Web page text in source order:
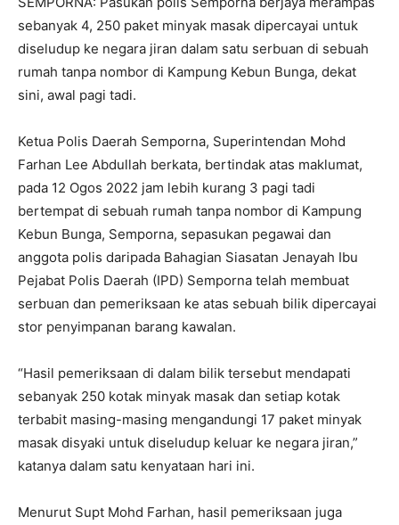
sebanyak 4, 250 paket minyak masak dipercayai untuk
diseludup ke negara jiran dalam satu serbuan di sebuah
rumah tanpa nombor di Kampung Kebun Bunga, dekat
sini, awal pagi tadi.
Ketua Polis Daerah Semporna, Superintendan Mohd
Farhan Lee Abdullah berkata, bertindak atas maklumat,
pada 12 Ogos 2022 jam lebih kurang 3 pagi tadi
bertempat di sebuah rumah tanpa nombor di Kampung
Kebun Bunga, Semporna, sepasukan pegawai dan
anggota polis daripada Bahagian Siasatan Jenayah Ibu
Pejabat Polis Daerah (IPD) Semporna telah membuat
serbuan dan pemeriksaan ke atas sebuah bilik dipercayai
stor penyimpanan barang kawalan.
“Hasil pemeriksaan di dalam bilik tersebut mendapati
sebanyak 250 kotak minyak masak dan setiap kotak
terbabit masing-masing mengandungi 17 paket minyak
masak disyaki untuk diseludup keluar ke negara jiran,”
katanya dalam satu kenyataan hari ini.
Menurut Supt Mohd Farhan, hasil pemeriksaan juga